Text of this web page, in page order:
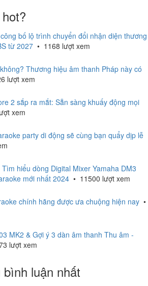
bố lộ trình chuyển đổi nhận diện thương
từ 2027 • 1168 lượt xem
Thương hiệu âm thanh Pháp này có
lượt xem
2 sắp ra mắt: Sẵn sàng khuấy động mọi
xem
party di động sẽ cùng bạn quẩy dịp lễ
hiểu dòng Digital Mixer Yamaha DM3
mới nhất 2024 • 11500 lượt xem
chính hãng được ưa chuộng hiện nay •
MK2 & Gợi ý 3 dàn âm thanh Thu âm -
lượt xem
luận nhất